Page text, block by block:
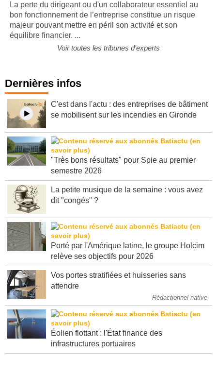
La perte du dirigeant ou d'un collaborateur essentiel au
bon fonctionnement de l’entreprise constitue un risque
majeur pouvant mettre en péril son activité et son
équilibre financier. ...
Voir toutes les tribunes d'experts
Dernières infos
C'est dans l'actu : des entreprises de bâtiment
se mobilisent sur les incendies en Gironde
"Très bons résultats" pour Spie au premier
semestre 2026
La petite musique de la semaine : vous avez
dit "congés" ?
Porté par l'Amérique latine, le groupe Holcim
relève ses objectifs pour 2026
Vos portes stratifiées et huisseries sans
attendre
Rédactionnel native
Éolien flottant : l'État finance des
infrastructures portuaires